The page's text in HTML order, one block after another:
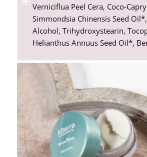
Verniciflua Peel Cera, Coco-
Simmondsia Chinensis Seed
Alcohol, Trihydroxystearin,
Helianthus Annuus Seed Oil*,